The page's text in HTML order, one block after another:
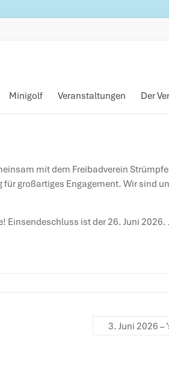
Minigolf Veranstaltungen Der
mit dem Freibadverein
für großartiges Engagement. Wir sind
Einsendeschluss ist der 26. Juni 2026.
3. Juni 2026 –